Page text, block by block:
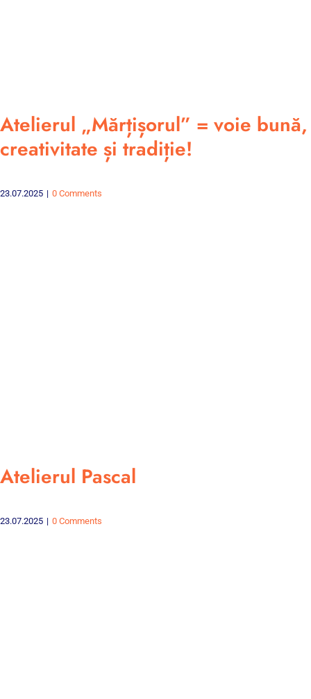
Atelierul „Mărțișorul” = voie bună,
creativitate și tradiție!
23.07.2025 | 0 Comments
Atelierul Pascal
23.07.2025 | 0 Comments